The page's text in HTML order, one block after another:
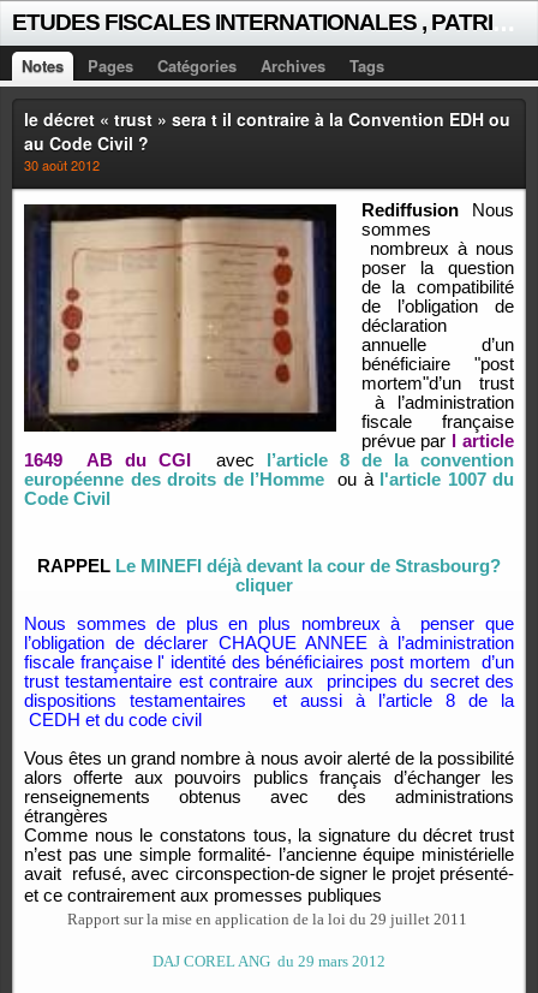
Notes Pages Catégories Archives Tags
le décret « trust » sera t il contraire à la Convention EDH ou
au Code Civil ?
30 août 2012
Rediffusion Nous
sommes
nombreux à nous
poser la question
de la compatibilité
de l’obligation de
déclaration
annuelle d’un
bénéficiaire "post
mortem"d’un trust
à l’administration
fiscale française
prévue par
l article
1649
AB du CGI avec
l’article 8 de la convention
européenne des droits de l’Homme
ou à l'article 1007 du
Code Civil
RAPPEL Le MINEFI déjà devant la cour de Strasbourg?
cliquer
Nous sommes de plus en plus nombreux à
penser que
l’obligation de déclarer CHAQUE ANNEE à l’administration
fiscale française l' identité des bénéficiaires post mortem
d’un
trust testamentaire est contraire aux
principes du secret des
dispositions testamentaires
et aussi à l’article 8 de la
CEDH et du code civil
Vous êtes un grand nombre à nous avoir alerté de la possibilité
alors offerte aux pouvoirs publics français d’échanger les
renseignements obtenus avec des administrations
étrangères
Comme nous le constatons tous, la signature du décret trust
n’est pas une simple formalité- l’ancienne équipe ministérielle
avait refusé, avec circonspection-de signer le projet présenté-
et ce contrairement aux promesses publiques
Rapport sur la mise en application de la loi du 29 juillet 2011
DAJ COREL ANG du 29 mars 2012